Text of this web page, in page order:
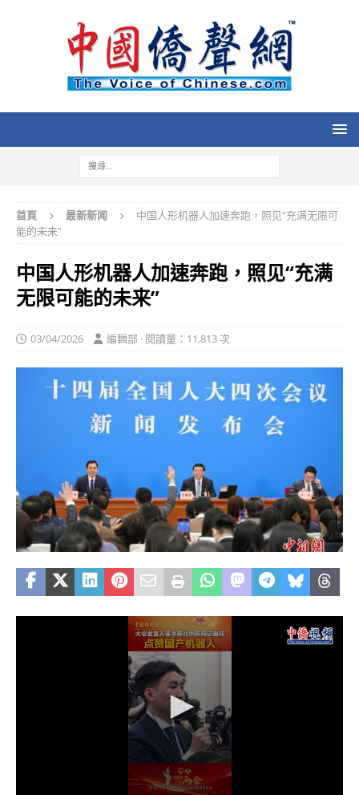
首頁 最新新闻
中国人形机器人加速奔跑，照见“充满无限可
能的未来”
中国人形机器人加速奔跑，照见“充满
无限可能的未来”
03/04/2026 編輯部 · 閱讀量：11,813 次